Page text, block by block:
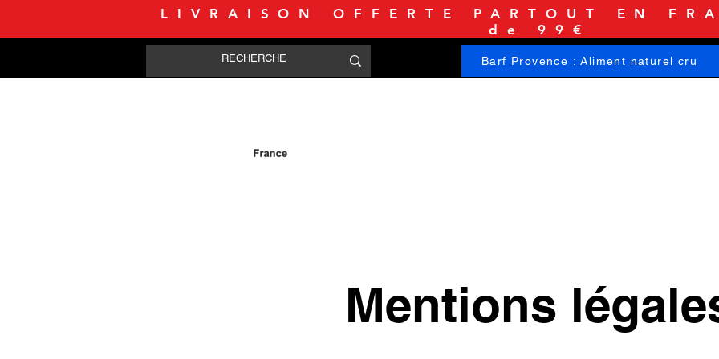
LIVRAISON OFFERTE PARTOUT EN
de 99€
Barf Provence : Aliment naturel cru
Mentions